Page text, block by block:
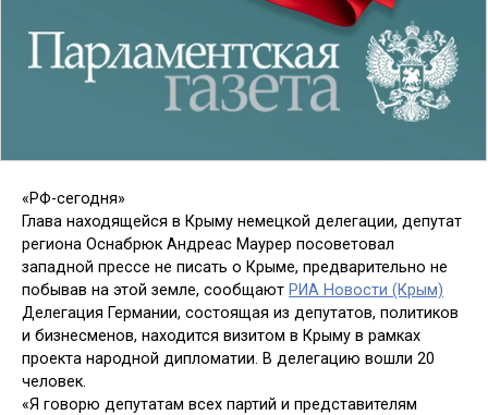
«РФ-сегодня»
Глава находящейся в Крыму немецкой делегации, депутат
региона Оснабрюк Андреас Маурер посоветовал
западной прессе не писать о Крыме, предварительно не
побывав на этой земле, сообщают РИА Новости (Крым)
Делегация Германии, состоящая из депутатов, политиков
и бизнесменов, находится визитом в Крыму в рамках
проекта народной дипломатии. В делегацию вошли 20
человек.
«Я говорю депутатам всех партий и представителям